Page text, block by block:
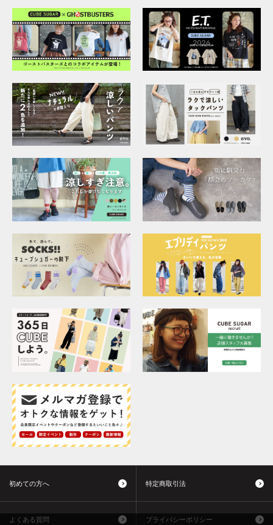
初めての方へ 特定商取引法
よくある質問 プライバシーポリシー